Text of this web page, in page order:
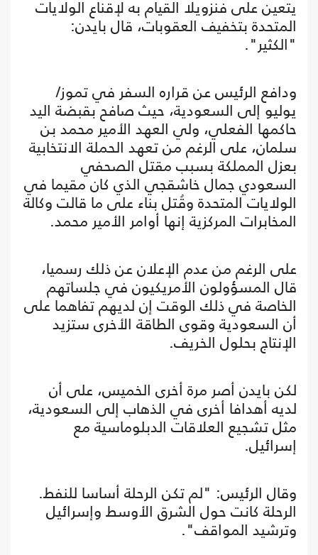
يتعين على فنزويلا القيام به لإقناع الولايات
المتحدة بتخفيف العقوبات، قال بايدن:
"الكثير".
ودافع الرئيس عن قراره السفر في تموز/
يوليو إلى السعودية، حيث صافح بقبضة اليد
حاكمها الفعلي، ولي العهد الأمير محمد بن
سلمان، على الرغم من تعهد الحملة الانتخابية
بعزل المملكة بسبب مقتل الصحفي
السعودي جمال خاشقجي الذي كان مقيما في
الولايات المتحدة وقُتل بناء على ما قالت وكالة
المخابرات المركزية إنها أوامر الأمير محمد.
على الرغم من عدم الإعلان عن ذلك رسميا،
قال المسؤولون الأمريكيون في جلساتهم
الخاصة في ذلك الوقت إن لديهم تفاهما على
أن السعودية وقوى الطاقة الأخرى ستزيد
الإنتاج بحلول الخريف.
لكن بايدن أصر مرة أخرى الخميس، على أن
لديه أهدافا أخرى في الذهاب إلى السعودية،
مثل تشجيع العلاقات الدبلوماسية مع
إسرائيل.
وقال الرئيس: "لم تكن الرحلة أساسا للنفط.
الرحلة كانت حول الشرق الأوسط وإسرائيل
وترشيد المواقف".